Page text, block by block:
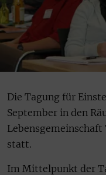
Die Tagung für
September in den
statt.
Im Mittelpunkt der